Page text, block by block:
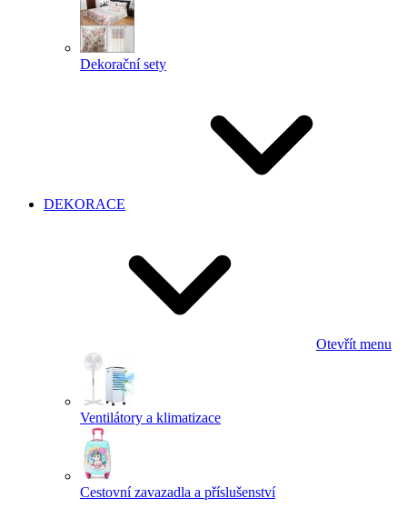
Dekorační sety
DEKORACE
Otevřít menu
Ventilátory a klimatizace
Cestovní zavazadla a příslušenství